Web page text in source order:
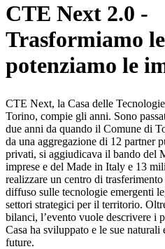
CTE Next 2.0 -
Trasformiamo
potenziamo le
CTE Next, la Casa delle
Torino, compie gli anni. Sono
due anni da quando il Comune di
da una aggregazione di 12 partner
privati, si aggiudicava il bando del
imprese e del Made in Italy e 13
realizzare un centro di
diffuso sulle tecnologie emergenti
settori strategici per il territorio.
bilanci, l’evento vuole descrivere i
Casa ha sviluppato e le sue naturali
future.